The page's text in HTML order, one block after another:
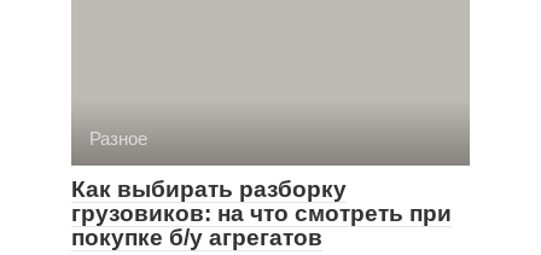
Разное
Как выбирать разборку
грузовиков: на что смотреть при
покупке б/у агрегатов